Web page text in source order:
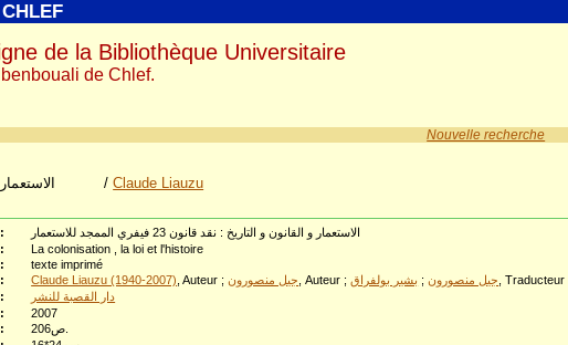
Nouvelle recherche
/Claude Liauzu
الاستعمار و القانون و التاريخ : نقد قانون 23 فيفري الممجد للاستعمار
La colonisation , la loi et l'histoire
texte imprimé
Claude Liauzu (1940-2007) , Auteur ;جيل منصورون , Auteur ; جيل منصورون; بشير بولفراق
, Traducteur
دار القصبة للنشر
2007
de la Bibliothèque Universitaire
de Chlef.